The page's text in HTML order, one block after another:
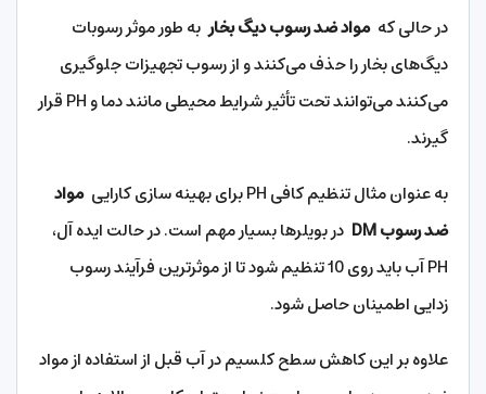
در حالی کهمواد ضد رسوب دیگ بخاربه طور موثر رسوبات
دیگ‌های بخار را حذف می‌کنند و از رسوب تجهیزات جلوگیری
می‌کنند می‌توانند تحت تأثیر شرایط محیطی مانند دما و PH قرار
گیرند.
به عنوان مثال تنظیم کافی PH برای بهینه سازی کارایی
مواد
ضد رسوب DM
در بویلرها بسیار مهم است. در حالت ایده آل،
PH آب باید روی 10 تنظیم شود تا از موثرترین فرآیند رسوب
زدایی اطمینان حاصل شود.
علاوه بر این کاهش سطح کلسیم در آب قبل از استفاده از مواد